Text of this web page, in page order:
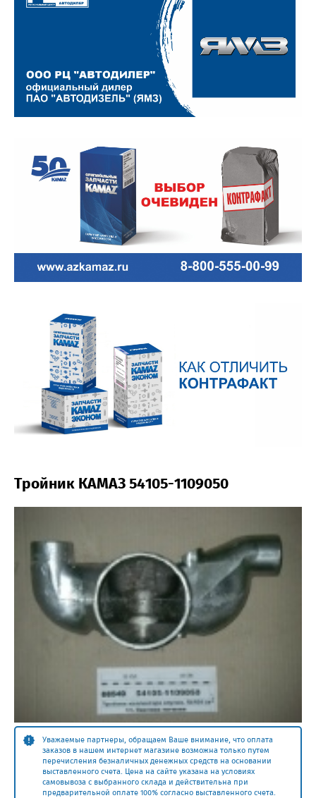
Тройник КАМАЗ 54105-1109050
Уважаемые партнеры, обращаем Ваше внимание, что оплата
заказов в нашем интернет магазине возможна только путем
перечисления безналичных денежных средств на основании
выставленного счета. Цена на сайте указана на условиях
самовывоза с выбранного склада и действительна при
предварительной оплате 100% согласно выставленного счета.